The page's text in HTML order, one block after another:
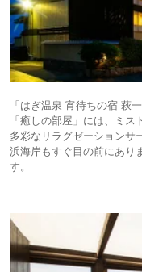
「はぎ温泉 宵待ちの宿 萩
「癒しの部屋」には、ミ
多彩なリラグゼーションサ
浜海岸もすぐ目の前にあり
す。